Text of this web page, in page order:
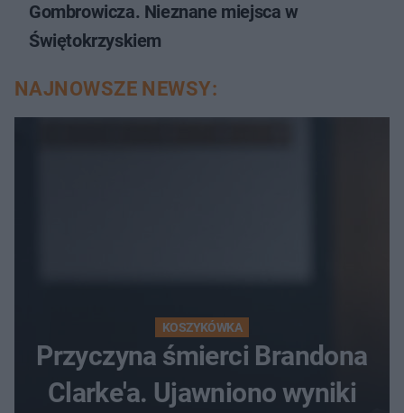
Gombrowicza. Nieznane miejsca w
Świętokrzyskiem
NAJNOWSZE NEWSY:
KOSZYKÓWKA
Przyczyna śmierci Brandona
Clarke'a. Ujawniono wyniki